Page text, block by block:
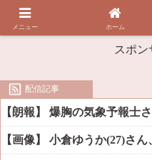
スポン
配信記事
【朗報】 爆胸の気象予報士
メニュー ホーム